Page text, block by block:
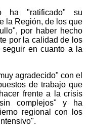
ha "ratificado" su
la Región, de los que
por haber hecho
por la calidad de los
en cuanto a la
agradecido" con el
de trabajo que
frente a la crisis
complejos" y ha
regional con los